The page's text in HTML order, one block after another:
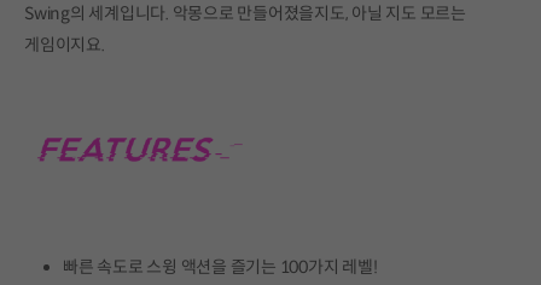
Swing의 세계입니다. 악몽으로 만들어졌을지도, 아닐 지도 모르는
게임이지요.
빠른 속도로 스윙 액션을 즐기는 100가지 레벨!